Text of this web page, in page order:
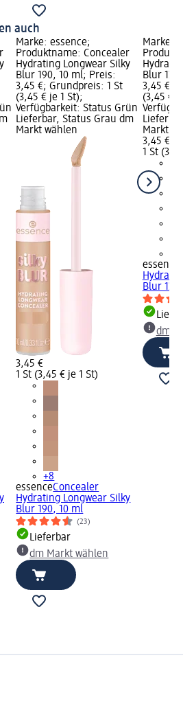
auch
Marke: essence;
Produktname: Concealer
Hydrating Longwear Silky
Blur 190, 10 ml; Preis:
3,45 €; Grundpreis: 1 St
(3,45 € je 1 St);
Verfügbarkeit: Status Grün
Lieferbar, Status Grau dm
Markt wählen
3,45 €
1 St (3,45 € je 1 St)
+8
essenceConcealer
Hydrating Longwear Silky
Blur 190, 10 ml
(23)
Lieferbar
dm Markt wählen
Marke:
Blur
3,45 €;
(3,45 €
Markt
3,45 €
1 St
essence
Blur
dm